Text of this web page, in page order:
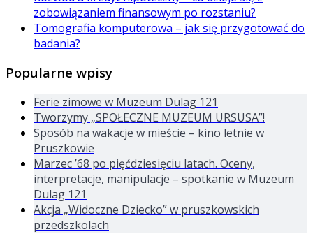
zobowiązaniem finansowym po rozstaniu?
Tomografia komputerowa – jak się przygotować do
badania?
Popularne wpisy
Ferie zimowe w Muzeum Dulag 121
Tworzymy „SPOŁECZNE MUZEUM URSUSA”!
Sposób na wakacje w mieście – kino letnie w
Pruszkowie
Marzec ’68 po pięćdziesięciu latach. Oceny,
interpretacje, manipulacje – spotkanie w Muzeum
Dulag 121
Akcja „Widoczne Dziecko” w pruszkowskich
przedszkolach